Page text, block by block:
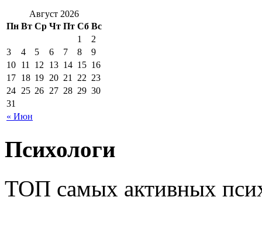
Август 2026
Пн Вт Ср Чт Пт Сб Вс
« Июн
1
2
3
4 5 6 7 8
9
10 11 12 13 14 15 16
17 18 19 20 21 22 23
24 25 26 27 28 29 30
31
Психологи
ТОП самых активных